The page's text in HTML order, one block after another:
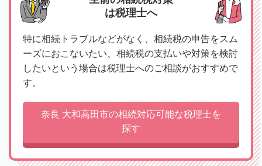
は税理士へ
特に相続トラブルなどがなく、相続税の申告をスム
ーズにおこないたい、相続税の支払いや対策を検討
したいという場合は税理士へのご相談がおすすめで
す。
奈良 大和高田市の相続対応可能な税理士を
探す